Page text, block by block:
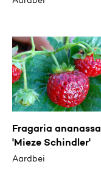
Fragaria ananassa
'Mieze Schindler'
Aardbei